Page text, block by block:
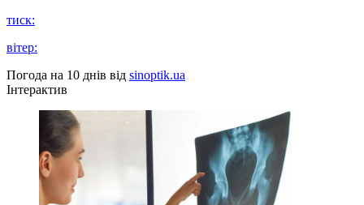
тиск:
вітер:
Погода на 10 днів від sinoptik.ua
Інтерактив